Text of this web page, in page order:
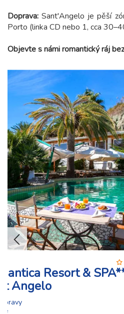
Doprava: Sant'Angelo je pěší
Porto (linka CD nebo 1, cca
Objevte s námi romantický ráj
Resort &
Angelo